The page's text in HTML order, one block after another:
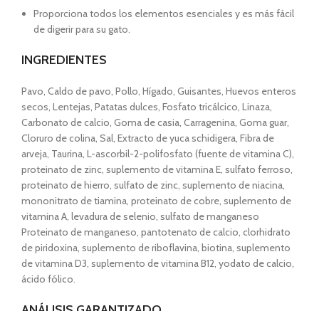
Proporciona todos los elementos esenciales y es más fácil
de digerir para su gato.
INGREDIENTES
Pavo, Caldo de pavo, Pollo, Hígado, Guisantes, Huevos enteros
secos, Lentejas, Patatas dulces, Fosfato tricálcico, Linaza,
Carbonato de calcio, Goma de casia, Carragenina, Goma guar,
Cloruro de colina, Sal, Extracto de yuca schidigera, Fibra de
arveja, Taurina, L-ascorbil-2-polifosfato (fuente de vitamina C),
proteinato de zinc, suplemento de vitamina E, sulfato ferroso,
proteinato de hierro, sulfato de zinc, suplemento de niacina,
mononitrato de tiamina, proteinato de cobre, suplemento de
vitamina A, levadura de selenio, sulfato de manganeso
Proteinato de manganeso, pantotenato de calcio, clorhidrato
de piridoxina, suplemento de riboflavina, biotina, suplemento
de vitamina D3, suplemento de vitamina B12, yodato de calcio,
ácido fólico.